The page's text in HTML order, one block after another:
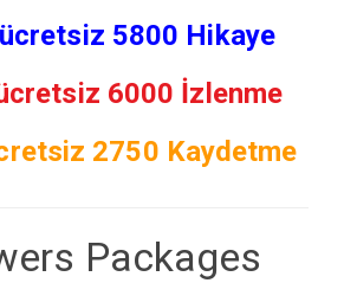
ücretsiz 5800 Hikaye
6000 İzlenme
2750 Kaydetme
Packages